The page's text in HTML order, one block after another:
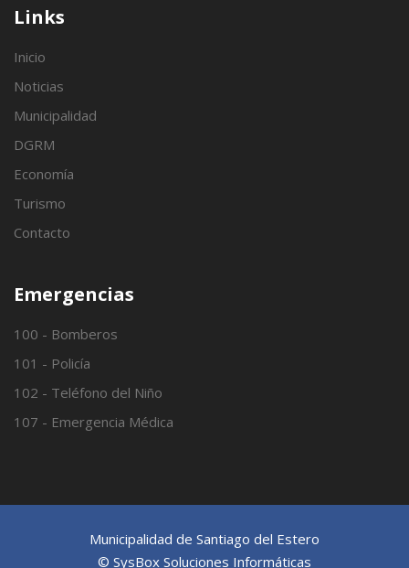
Links
Inicio
Noticias
Municipalidad
DGRM
Economía
Turismo
Contacto
Emergencias
100 - Bomberos
101 - Policía
102 - Teléfono del Niño
107 - Emergencia Médica
Municipalidad de Santiago del Estero
© SysBox Soluciones Informáticas